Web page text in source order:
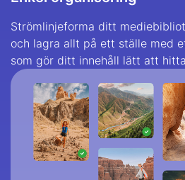
Strömlinjeforma ditt
och lagra allt på ett ställe med
som gör ditt innehåll lätt att